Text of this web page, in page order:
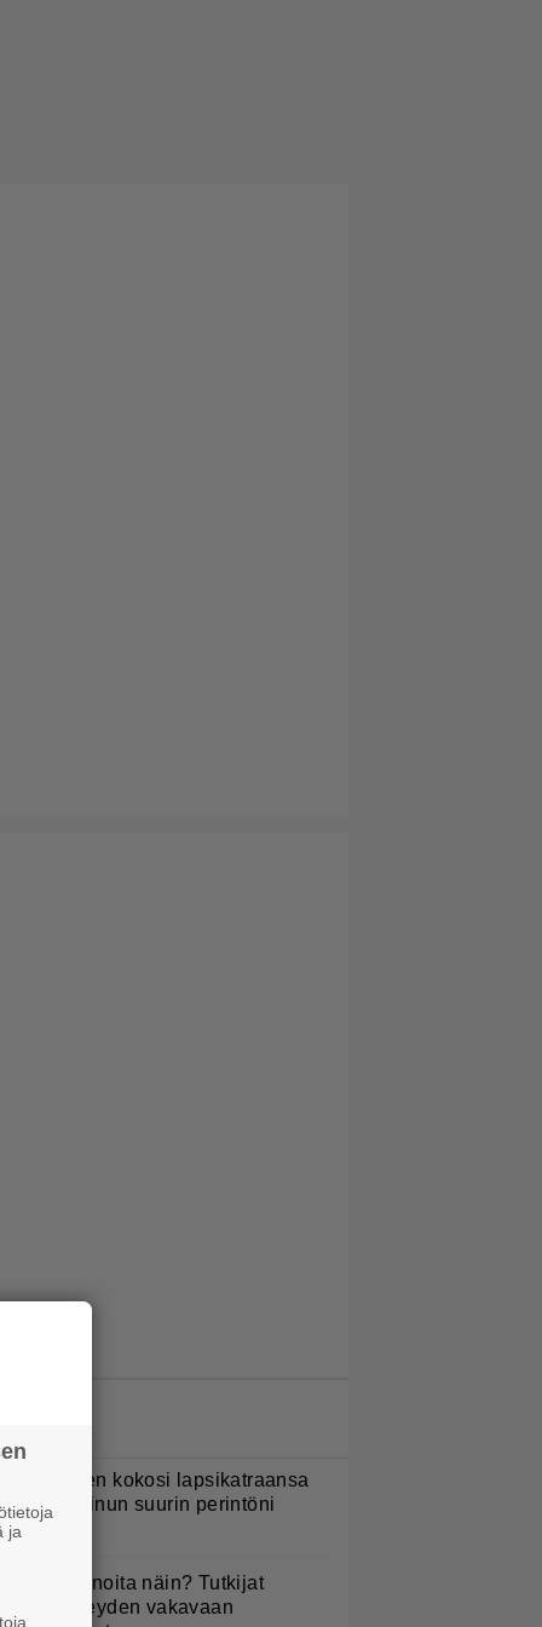
Sievinen kokosi lapsikatraansa
– ”Minun suurin perintöni
perunoita näin? Tutkijat
yhteyden vakavaan
ja